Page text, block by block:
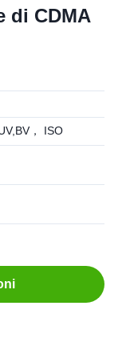
di CDMA
， ISO